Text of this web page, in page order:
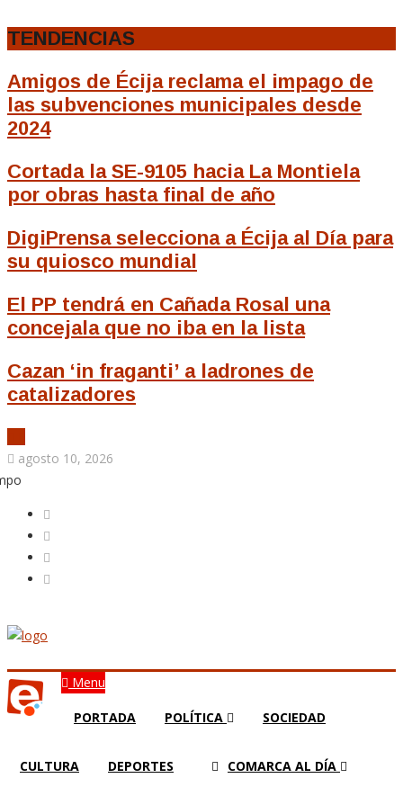
TENDENCIAS
Amigos de Écija reclama el impago de
las subvenciones municipales desde
2024
Cortada la SE-9105 hacia La Montiela
por obras hasta final de año
DigiPrensa selecciona a Écija al Día para
su quiosco mundial
El PP tendrá en Cañada Rosal una
concejala que no iba en la lista
Cazan ‘in fraganti’ a ladrones de
catalizadores
agosto 10, 2026
Menu
PORTADA POLÍTICA SOCIEDAD
CULTURA DEPORTES COMARCA AL DÍA